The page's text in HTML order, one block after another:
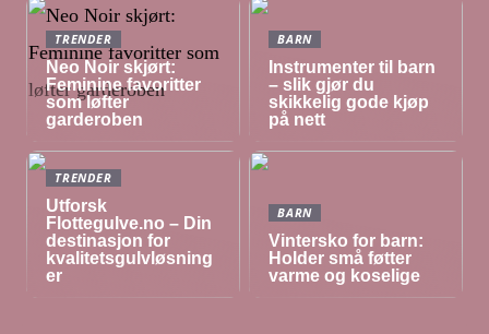
TRENDER
Neo Noir skjørt:
Feminine favoritter
som løfter
garderoben
BARN
Instrumenter til barn
– slik gjør du
skikkelig gode kjøp
på nett
TRENDER
Utforsk
Flottegulve.no – Din
destinasjon for
kvalitetsgulvløsning
er
BARN
Vintersko for barn:
Holder små føtter
varme og koselige